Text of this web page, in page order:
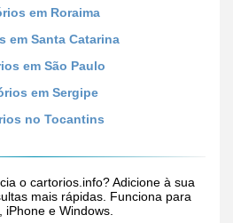
em Roraima
em Santa Catarina
em São Paulo
em Sergipe
no Tocantins
o cartorios.info? Adicione à sua
mais rápidas. Funciona para
iPhone e Windows.